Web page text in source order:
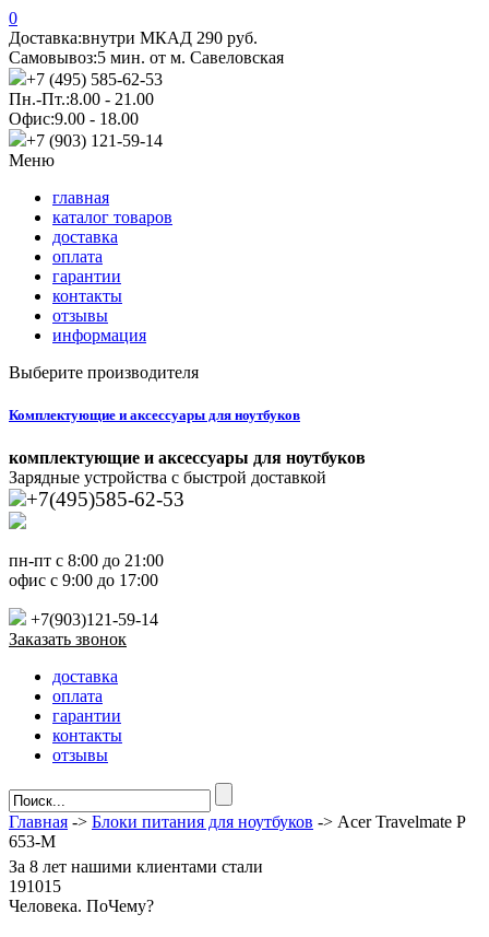
0
Доставка:внутри МКАД 290 руб.
Самовывоз:5 мин. от м. Савеловская
+7 (495) 585-62-53
Пн.-Пт.:8.00 - 21.00
Офис:9.00 - 18.00
+7 (903) 121-59-14
Меню
главная
каталог товаров
доставка
оплата
гарантии
контакты
отзывы
информация
Выберите производителя
Комплектующие и аксессуары для ноутбуков
комплектующие и аксессуары для ноутбуков
Зарядные устройства с быстрой доставкой
+7(495)585-62-53
пн-пт с 8:00 до 21:00
офис с 9:00 до 17:00
+7(903)121-59-14
Заказать звонок
доставка
оплата
гарантии
контакты
отзывы
Главная -> Блоки питания для ноутбуков -> Acer Travelmate P
653-M
За 8 лет нашими клиентами стали
191015
Человека. ПоЧему?